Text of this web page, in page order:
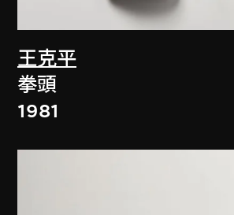
王克平
拳頭
1981